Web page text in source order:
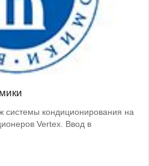
системы кондиционирования на
Vertex. Ввод в